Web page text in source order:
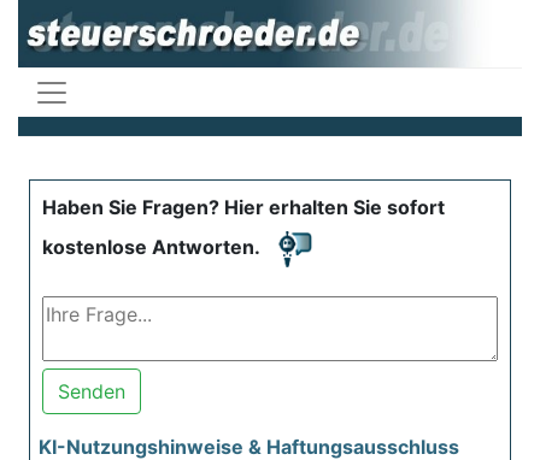
Haben Sie Fragen? Hier erhalten Sie sofort
kostenlose Antworten.
Senden
KI-Nutzungshinweise & Haftungsausschluss